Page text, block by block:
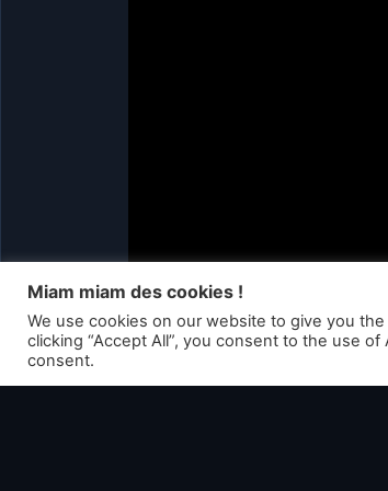
Miam miam des cookies !
We use cookies on our website to give you
clicking “Accept All”, you consent to the use
consent.